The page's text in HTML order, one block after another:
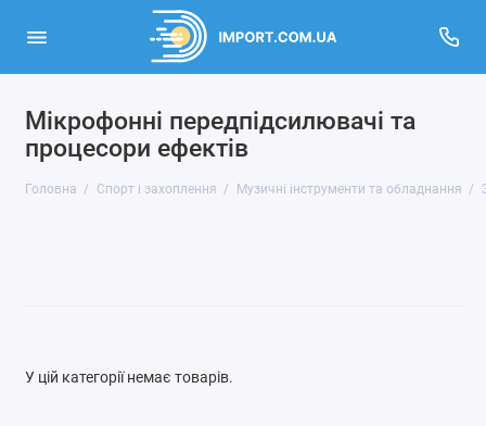
Мікрофонні передпідсилювачі та
процесори ефектів
Головна Спорт і захоплення Музичні інструменти та обладнання
Активний відпочинок, туризм та хобі
Кінний спорт
У цій категорії немає товарів.